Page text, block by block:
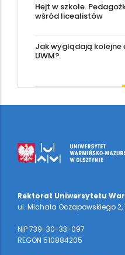
Hejt w szkole.
wśród licealistów
Jak wyglądają
UWM?
Rektorat Uniwersytetu
ul. Michała Oczapowskiego 2,
NIP 739-30-33-097
REGON 510884205